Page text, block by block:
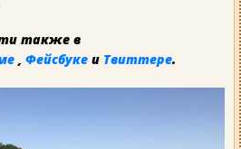
также в
Фейсбуке и Твиттере.